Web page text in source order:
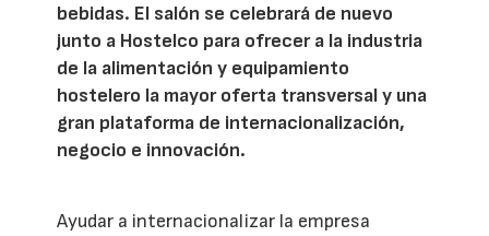
bebidas. El salón se celebrará de nuevo
junto a Hostelco para ofrecer a la industria
de la alimentación y equipamiento
hostelero la mayor oferta transversal y una
gran plataforma de internacionalización,
negocio e innovación.
Ayudar a internacionalizar la empresa